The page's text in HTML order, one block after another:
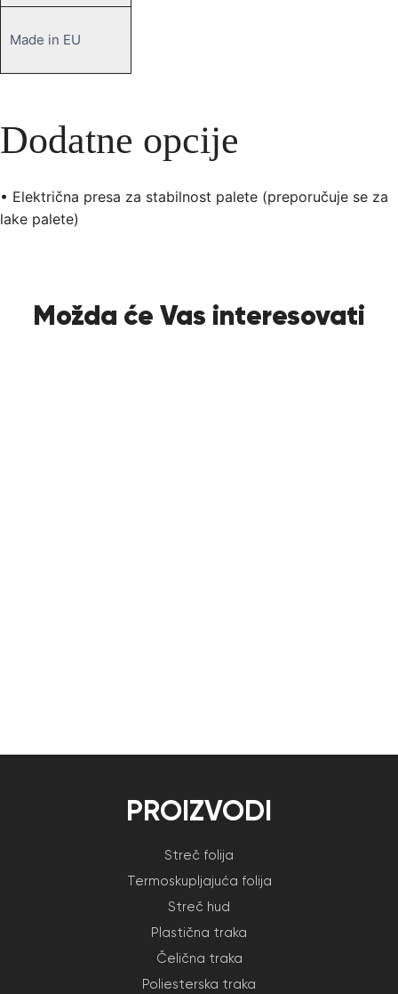
Made in EU
Dodatne opcije
• Električna presa za stabilnost palete (preporučuje se za
lake palete)
Možda će Vas interesovati
PROIZVODI
Streč folija
Termoskupljajuća folija
Streč hud
Plastična traka
Čelična traka
Poliesterska traka